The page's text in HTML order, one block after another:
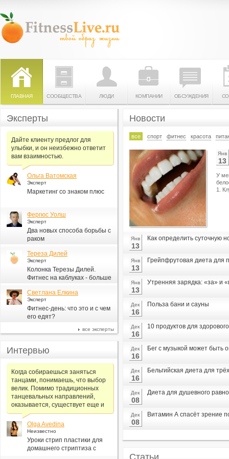
ГЛАВНАЯ СООБЩЕСТВА ЛЮДИ КОМПАНИИ ОБСУЖДЕНИЯ
Новости
все спорт фитнес красота
Янв
13
У
1.
Янв
13
Как определить суточную
Янв
13
Грейпфрутовая диета для
Янв
13
Утренняя зарядка: «за» и
Дек
16
Польза бани и сауны
Дек
16
10 продуктов для
Дек
16
Бег с музыкой может быть
Дек
16
Бельгийская диета для
Дек
08
Диета для душевного
Дек
08
Витамин А спасёт зрение
Статьи
Эксперты
Дайте клиенту предлог для
улыбки, и он неизбежно ответит
вам взаимностью.
Ольга Ватомская
Эксперт
Маркетинг со знаком плюс
Фергюс Уолш
Эксперт
Два новых способа борьбы с
раком
Тереза Дилей
Эксперт
Колонка Терезы Дилей.
Фитнес на каблуках - больше
Светлана Елкина
Эксперт
Фитнес-день: что это и с чем
его едят?
все эксперты
Интервью
Когда собираешься заняться
танцами, понимаешь, что выбор
велик. Помимо традиционных
танцевальных направлений,
оказывается, существует еще и
Olga Avedina
Неизвестно
Уроки стрип пластики для
домашнего стриптиза с